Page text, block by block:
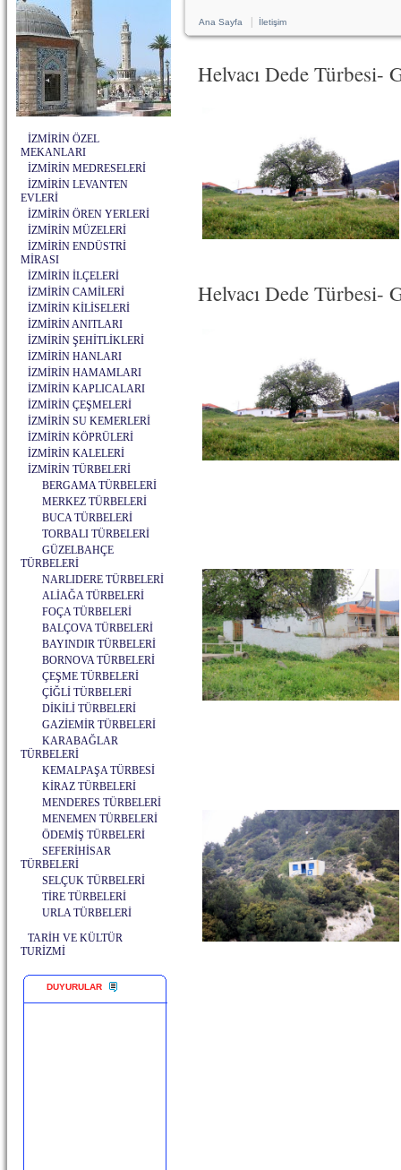
İZMİRİN ÖZEL
MEKANLARI
İZMİRİN MEDRESELERİ
İZMİRİN LEVANTEN
EVLERİ
İZMİRİN ÖREN YERLERİ
İZMİRİN MÜZELERİ
İZMİRİN ENDÜSTRİ
MİRASI
İZMİRİN İLÇELERİ
İZMİRİN CAMİLERİ
İZMİRİN KİLİSELERİ
İZMİRİN ANITLARI
İZMİRİN ŞEHİTLİKLERİ
İZMİRİN HANLARI
İZMİRİN HAMAMLARI
İZMİRİN KAPLICALARI
İZMİRİN ÇEŞMELERİ
İZMİRİN SU KEMERLERİ
İZMİRİN KÖPRÜLERİ
İZMİRİN KALELERİ
İZMİRİN TÜRBELERİ
BERGAMA TÜRBELERİ
MERKEZ TÜRBELERİ
BUCA TÜRBELERİ
TORBALI TÜRBELERİ
GÜZELBAHÇE
TÜRBELERİ
NARLIDERE TÜRBELERİ
ALİAĞA TÜRBELERİ
FOÇA TÜRBELERİ
BALÇOVA TÜRBELERİ
BAYINDIR TÜRBELERİ
BORNOVA TÜRBELERİ
ÇEŞME TÜRBELERİ
ÇİĞLİ TÜRBELERİ
DİKİLİ TÜRBELERİ
GAZİEMİR TÜRBELERİ
KARABAĞLAR
TÜRBELERİ
KEMALPAŞA TÜRBESİ
KİRAZ TÜRBELERİ
MENDERES TÜRBELERİ
MENEMEN TÜRBELERİ
ÖDEMİŞ TÜRBELERİ
SEFERİHİSAR
TÜRBELERİ
SELÇUK TÜRBELERİ
TİRE TÜRBELERİ
URLA TÜRBELERİ
TARİH VE KÜLTÜR
TURİZMİ
DUYURULAR
Ana Sayfa İletişim
Helvacı Dede Türbesi-
Helvacı Dede Türbesi-